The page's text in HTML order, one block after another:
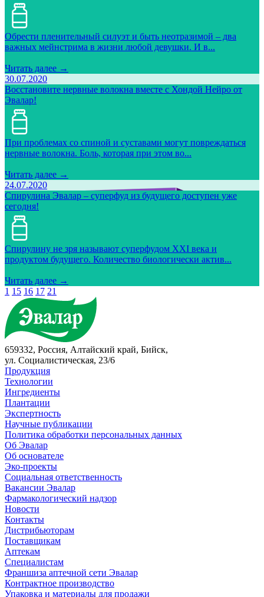
Обрести пленительный силуэт и быть неотразимой – два
важных мейнстрима в жизни любой девушки. И в...
Читать далее →
30.07.2020
Восстановите нервные волокна вместе с Хондой Нейро от
Эвалар!
При проблемах со спиной и суставами могут повреждаться
нервные волокна. Боль, которая при этом во...
Читать далее →
24.07.2020
Спирулина Эвалар – суперфуд из будущего доступен уже
сегодня!
Спирулину не зря называют суперфудом XXI века и
продуктом будущего. Количество биологически актив...
Читать далее →
1 15 16 17 21
659332, Россия, Алтайский край, Бийск,
ул. Социалистическая, 23/6
Продукция
Технологии
Ингредиенты
Плантации
Экспертность
Научные публикации
Политика обработки персональных данных
Об Эвалар
Об основателе
Эко-проекты
Социальная ответственность
Вакансии Эвалар
Фармакологический надзор
Новости
Контакты
Дистрибьюторам
Поставщикам
Аптекам
Специалистам
Франшиза аптечной сети Эвалар
Контрактное производство
Упаковка и материалы для продажи